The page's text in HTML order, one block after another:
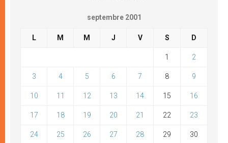
septembre 2001
L M M J V S D
1 2
3 4 5 6 7 8 9
10 11 12 13 14 15 16
17 18 19 20 21 22 23
24 25 26 27 28 29 30